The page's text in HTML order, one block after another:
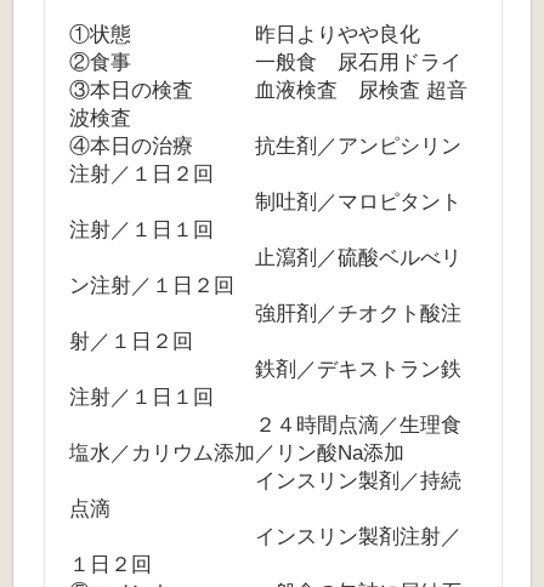
①状態 昨日よりやや良化
②食事 一般食 尿石用ドライ
③本日の検査 血液検査 尿検査 超音
波検査
④本日の治療 抗生剤／アンピシリン
注射／１日２回
制吐剤／マロピタント
注射／１日１回
止瀉剤／硫酸ベルべリ
ン注射／１日２回
強肝剤／チオクト酸注
射／１日２回
鉄剤／デキストラン鉄
注射／１日１回
２４時間点滴／生理食
塩水／カリウム添加／リン酸Na添加
インスリン製剤／持続
点滴
インスリン製剤注射／
１日２回